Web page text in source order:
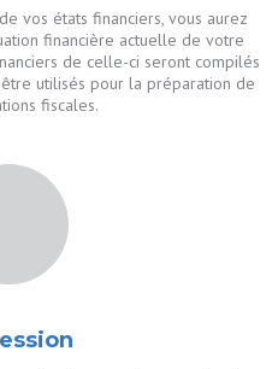
vos états financiers, vous aurez
financière actuelle de votre
de celle-ci seront compilés
utilisés pour la préparation de
fiscales.